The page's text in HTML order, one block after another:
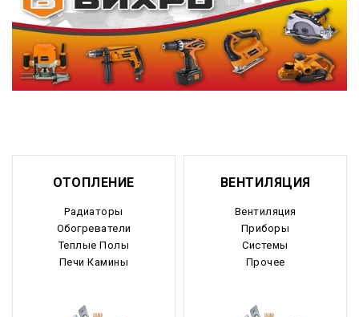
ОТОПЛЕНИЕ
Радиаторы
Обогреватели
Теплые Полы
Печи Камины
ВЕНТИЛЯЦИЯ
Вентиляция
Приборы
Системы
Прочее